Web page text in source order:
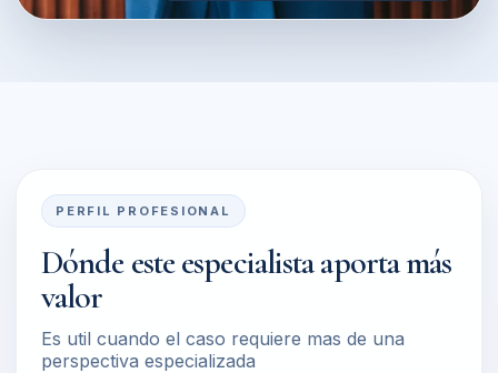
PERFIL PROFESIONAL
Dónde este especialista aporta más
valor
Es util cuando el caso requiere mas de una
perspectiva especializada